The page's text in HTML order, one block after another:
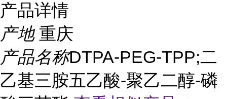
产品详情
产地 重庆
产品名称DTPA-PEG-TPP;二
乙基三胺五乙酸-聚乙二醇-磷